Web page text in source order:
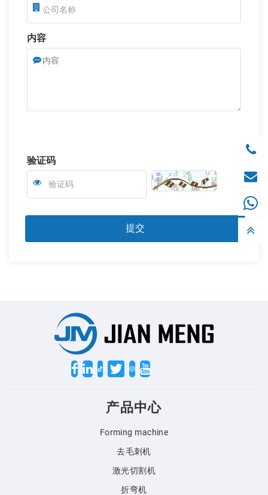
内容
验证码
Twitter
产品中心
Forming machine
去毛刺机
激光切割机
折弯机